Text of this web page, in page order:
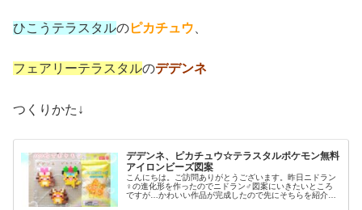
ひこうテラスタルのピカチュウ
フェアリーテラスタルのデデンネ
つくりかた↓
デデンネ、ピカチュウ☆テラスタルポケモン無料
アイロンビーズ図案
こんにちは。ご訪問ありがとうございます。昨日ニドラン
♀の進化形を作ったのでニドラン♂図案にいきたいところ
ですが…かわいい作品が完成したので先にそちらを紹介し